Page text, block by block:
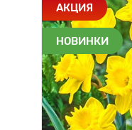
АКЦИЯ
НОВИНКИ